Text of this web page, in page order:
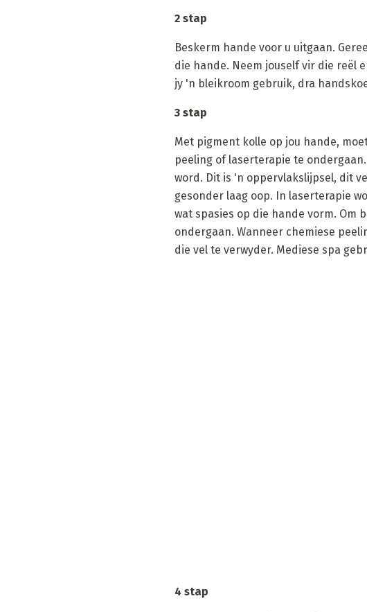
2 stap
Beskerm hande voor u uitgaan.
die hande. Neem jouself vir die reël
jy 'n bleikroom gebruik, dra
3 stap
Met pigment kolle op jou hande,
peeling of laserterapie te
word. Dit is 'n oppervlakslijpsel, dit
gesonder laag oop. In laserterapie
wat spasies op die hande vorm. Om
ondergaan. Wanneer chemiese
die vel te verwyder. Mediese spa
4 stap